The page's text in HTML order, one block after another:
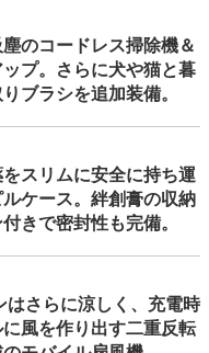
のコードレス掃除機＆
プ。さらに犬や猫と暮
ブラシを追加装備。
スリムに安全に持ち運
ケース。絆創膏の収納
きで密封性も完備。
はさらに涼しく、充電時
風を作り出す二重反転